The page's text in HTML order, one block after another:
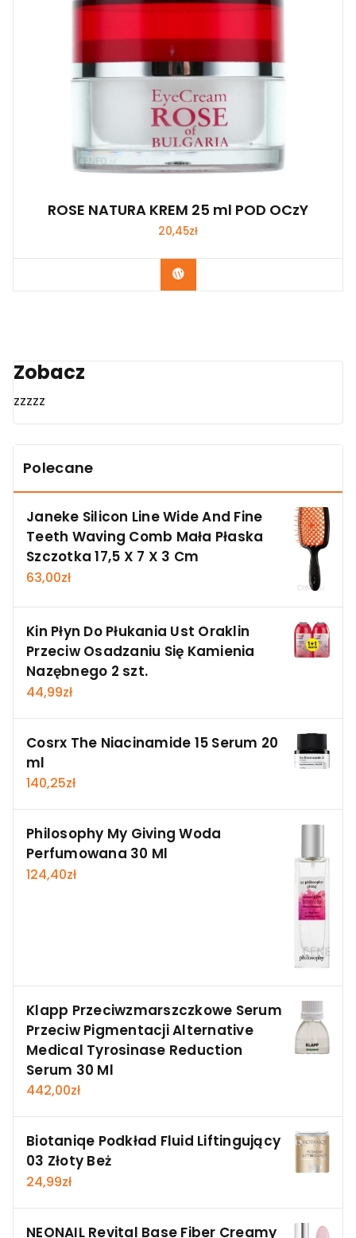
ROSE NATURA KREM 25 ml POD OCzY
20,45zł
Zobacz
Zobacz
zzzzz
Polecane
Janeke Silicon Line Wide And Fine
Teeth Waving Comb Mała Płaska
Szczotka 17,5 X 7 X 3 Cm
63,00zł
Kin Płyn Do Płukania Ust Oraklin
Przeciw Osadzaniu Się Kamienia
Nazębnego 2 szt.
44,99zł
Cosrx The Niacinamide 15 Serum 20
ml
140,25zł
Philosophy My Giving Woda
Perfumowana 30 Ml
124,40zł
Klapp Przeciwzmarszczkowe Serum
Przeciw Pigmentacji Alternative
Medical Tyrosinase Reduction
Serum 30 Ml
442,00zł
Biotaniqe Podkład Fluid Liftingujący
03 Złoty Beż
24,99zł
NEONAIL Revital Base Fiber Creamy